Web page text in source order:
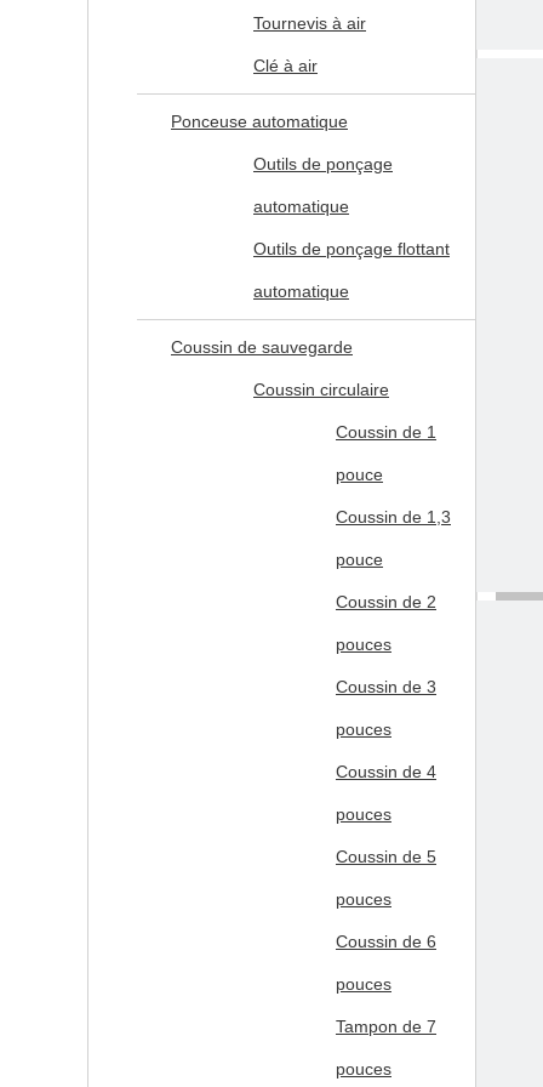
Tournevis à air
Clé à air
Ponceuse automatique
Outils de ponçage
automatique
Outils de ponçage flottant
automatique
Coussin de sauvegarde
Coussin circulaire
Coussin de 1
pouce
Coussin de 1,3
pouce
Coussin de 2
pouces
Coussin de 3
pouces
Coussin de 4
pouces
Coussin de 5
pouces
Coussin de 6
pouces
Tampon de 7
pouces
La